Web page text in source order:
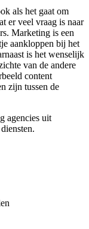
als het gaat om
er veel vraag is naar
Marketing is een
aankloppen bij het
is het wenselijk
van de andere
content
zijn tussen de
agencies uit